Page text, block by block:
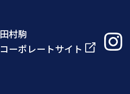
田村駒
コーポレートサイト